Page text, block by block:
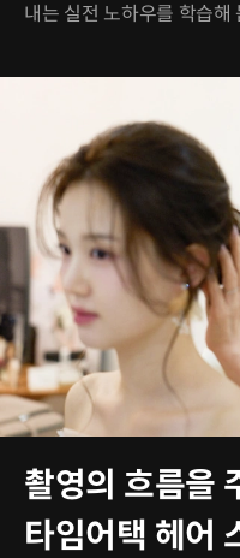
내는 실전 노하우를 학습해
촬영의 흐름을
타임어택 헤어